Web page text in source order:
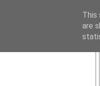
This
are